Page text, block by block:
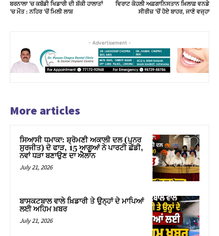
ਬਰਨਾਲਾ ‘ਚ ਕਬੱਡੀ ਖਿਡਾਰੀ ਦੀ ਸ਼ੱਕੀ ਹਾਲਾਤਾਂ
‘ਚ ਮੌਤ : ਨਹਿਰ ‘ਚੋਂ ਮਿਲੀ ਲਾਸ਼
ਵਿਰਾਟ ਕੋਹਲੀ ਅਫ਼ਗਾਨਿਸਤਾਨ ਖ਼ਿਲਾਫ਼ ਵਨਡੇ
ਸੀਰੀਜ਼ ‘ਚੋਂ ਹੋਏ ਬਾਹਰ, ਜਾਣੋ ਵਜ੍ਹਾ
- Advertisement -
More articles
ਸਿਆਸੀ ਧਮਾਕਾ: ਸ਼੍ਰੋਮਣੀ ਅਕਾਲੀ ਦਲ (ਪੁਨਰ
ਸੁਰਜੀਤ) ਦੋ ਫਾੜ, 15 ਆਗੂਆਂ ਨੇ ਪਾਰਟੀ ਛੱਡੀ,
ਨਵਾਂ ਧੜਾ ਬਣਾਉਣ ਦਾ ਐਲਾਨ
July 21, 2026
ਬਾਸਕਟਬਾਲ ਵਾਲੇ ਖ਼ਿਡਾਰੀ ਤੇ ਉਨ੍ਹਾਂ ਦੇ ਮਾਪਿਆਂ
ਲਈ ਅਹਿਮ ਖ਼ਬਰ
July 21, 2026